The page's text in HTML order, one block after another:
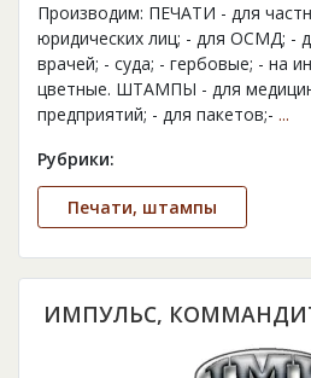
Производим: ПЕЧАТИ - для
юридических лиц; - для ОСМД; -
врачей; - суда; - гербовые; - на
цветные. ШТАМПЫ - для
предприятий; - для пакетов;- ...
Рубрики:
Печати, штампы
ИМПУЛЬС,